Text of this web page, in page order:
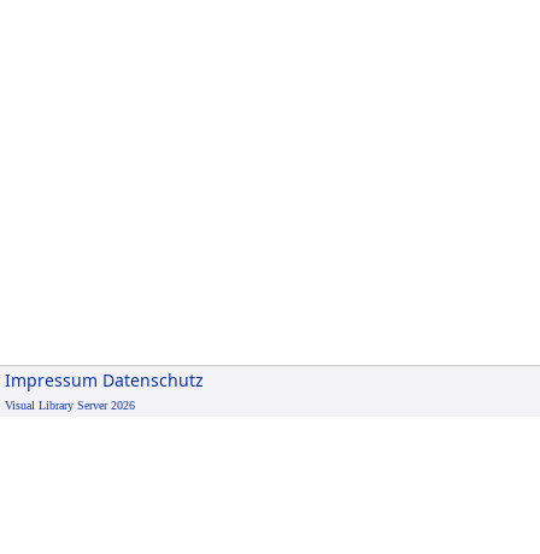
Impressum Datenschutz
Visual Library Server 2026